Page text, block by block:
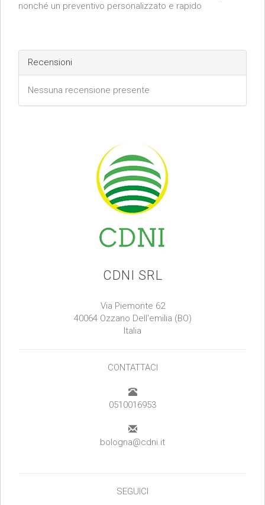
nonché un preventivo personalizzato e rapido
Recensioni
Nessuna recensione presente
CDNI SRL
Via Piemonte 62
40064 Ozzano Dell'emilia (BO)
Italia
CONTATTACI
0510016953
bologna@cdni.it
SEGUICI